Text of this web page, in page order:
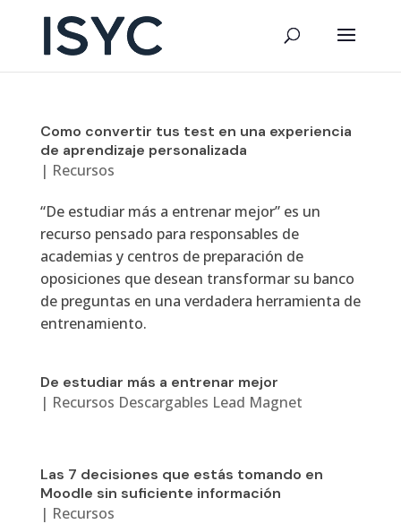
Como convertir tus test en una experiencia
de aprendizaje personalizada
| Recursos
“De estudiar más a entrenar mejor” es un
recurso pensado para responsables de
academias y centros de preparación de
oposiciones que desean transformar su banco
de preguntas en una verdadera herramienta de
entrenamiento.
De estudiar más a entrenar mejor
| Recursos Descargables Lead Magnet
Las 7 decisiones que estás tomando en
Moodle sin suficiente información
| Recursos